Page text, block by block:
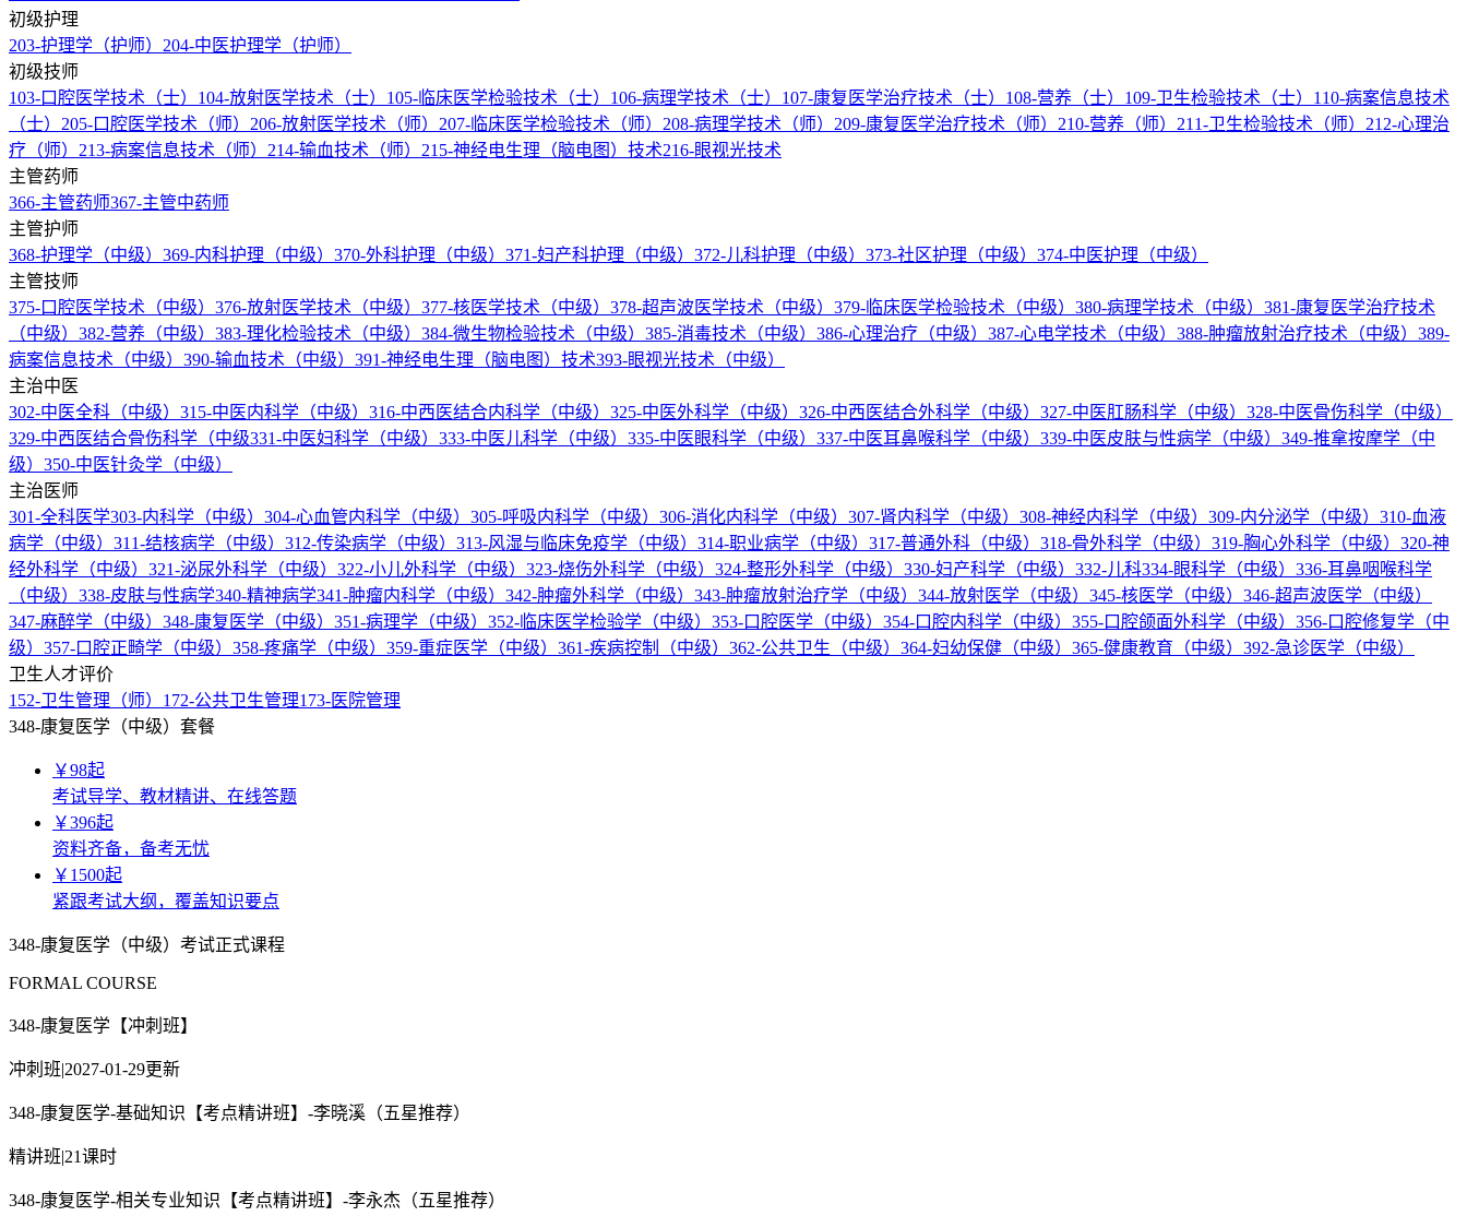
初级护理
203-护理学（护师） 204-中医护理学（护师）
初级技师
103-口腔医学技术（士） 104-放射医学技术（士） 105-临床医学检验技术（士） 106-病理学技术（士） 107-康复医学治疗技术（士） 108-营养（士） 109-卫生检验技术（士） 110-病案信息技术
（士） 205-口腔医学技术（师） 206-放射医学技术（师） 207-临床医学检验技术（师） 208-病理学技术（师） 209-康复医学治疗技术（师） 210-营养（师） 211-卫生检验技术（师） 212-心理治
疗（师） 213-病案信息技术（师） 214-输血技术（师） 215-神经电生理（脑电图）技术216-眼视光技术
主管药师
366-主管药师367-主管中药师
主管护师
368-护理学（中级） 369-内科护理（中级） 370-外科护理（中级） 371-妇产科护理（中级） 372-儿科护理（中级） 373-社区护理（中级） 374-中医护理（中级）
主管技师
375-口腔医学技术（中级） 376-放射医学技术（中级） 377-核医学技术（中级） 378-超声波医学技术（中级） 379-临床医学检验技术（中级） 380-病理学技术（中级） 381-康复医学治疗技术
（中级） 382-营养（中级） 383-理化检验技术（中级） 384-微生物检验技术（中级） 385-消毒技术（中级） 386-心理治疗（中级） 387-心电学技术（中级） 388-肿瘤放射治疗技术（中级） 389-
病案信息技术（中级） 390-输血技术（中级） 391-神经电生理（脑电图）技术393-眼视光技术（中级）
主治中医
302-中医全科（中级） 315-中医内科学（中级） 316-中西医结合内科学（中级） 325-中医外科学（中级） 326-中西医结合外科学（中级） 327-中医肛肠科学（中级） 328-中医骨伤科学（中级）
329-中西医结合骨伤科学（中级331-中医妇科学（中级） 333-中医儿科学（中级） 335-中医眼科学（中级） 337-中医耳鼻喉科学（中级） 339-中医皮肤与性病学（中级） 349-推拿按摩学（中
级） 350-中医针灸学（中级）
主治医师
301-全科医学303-内科学（中级） 304-心血管内科学（中级） 305-呼吸内科学（中级） 306-消化内科学（中级） 307-肾内科学（中级） 308-神经内科学（中级） 309-内分泌学（中级） 310-血液
病学（中级） 311-结核病学（中级） 312-传染病学（中级） 313-风湿与临床免疫学（中级） 314-职业病学（中级） 317-普通外科（中级） 318-骨外科学（中级） 319-胸心外科学（中级） 320-神
经外科学（中级） 321-泌尿外科学（中级） 322-小儿外科学（中级） 323-烧伤外科学（中级） 324-整形外科学（中级） 330-妇产科学（中级） 332-儿科334-眼科学（中级） 336-耳鼻咽喉科学
（中级） 338-皮肤与性病学340-精神病学341-肿瘤内科学（中级） 342-肿瘤外科学（中级） 343-肿瘤放射治疗学（中级） 344-放射医学（中级） 345-核医学（中级） 346-超声波医学（中级）
347-麻醉学（中级） 348-康复医学（中级） 351-病理学（中级） 352-临床医学检验学（中级） 353-口腔医学（中级） 354-口腔内科学（中级） 355-口腔颌面外科学（中级） 356-口腔修复学（中
级） 357-口腔正畸学（中级） 358-疼痛学（中级） 359-重症医学（中级） 361-疾病控制（中级） 362-公共卫生（中级） 364-妇幼保健（中级） 365-健康教育（中级） 392-急诊医学（中级）
卫生人才评价
152-卫生管理（师） 172-公共卫生管理173-医院管理
348-康复医学（中级）套餐
￥98起
考试导学、教材精讲、在线答题
￥396起
资料齐备，备考无忧
￥ 1500起
紧跟考试大纲，覆盖知识要点
348-康复医学（中级）考试正式课程
FORMAL COURSE
348-康复医学【冲刺班】
冲刺班|2027-01-29更新
348-康复医学-基础知识【考点精讲班】-李晓溪（五星推荐）
精讲班|21课时
348-康复医学-相关专业知识【考点精讲班】-李永杰（五星推荐）